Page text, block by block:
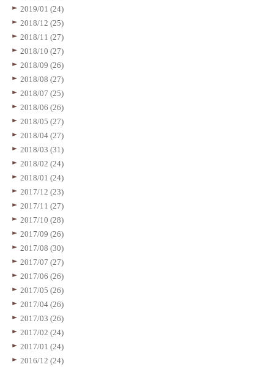
2019/01 (24)
2018/12 (25)
2018/11 (27)
2018/10 (27)
2018/09 (26)
2018/08 (27)
2018/07 (25)
2018/06 (26)
2018/05 (27)
2018/04 (27)
2018/03 (31)
2018/02 (24)
2018/01 (24)
2017/12 (23)
2017/11 (27)
2017/10 (28)
2017/09 (26)
2017/08 (30)
2017/07 (27)
2017/06 (26)
2017/05 (26)
2017/04 (26)
2017/03 (26)
2017/02 (24)
2017/01 (24)
2016/12 (24)